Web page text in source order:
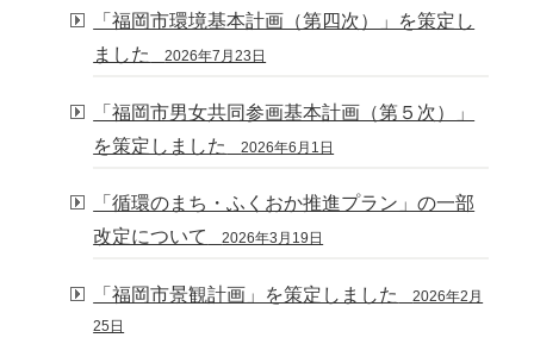
「福岡市環境基本計画（第四次）」を策定し
ました
2026年7月23日
「福岡市男女共同参画基本計画（第５次）」
を策定しました
2026年6月1日
「循環のまち・ふくおか推進プラン」の一部
改定について
2026年3月19日
「福岡市景観計画」を策定しました 2026年2月
25日